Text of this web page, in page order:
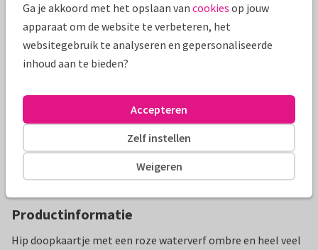
Mooie extra's bij je kaart
Productinformatie
Hip doopkaartje met een roze waterverf ombre en heel veel
Ga je akkoord met het opslaan van cookies op jouw
apparaat om de website te verbeteren, het
websitegebruik te analyseren en gepersonaliseerde
inhoud aan te bieden?
Weigeren
Zelf instellen
Accepteren